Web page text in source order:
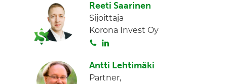
n
i
t
a
n
k
e
n
Reeti Saarinen
Sijoittaja
Korona Invest Oy
S
i
t
n
k
Antti Lehtimäki
Partner,